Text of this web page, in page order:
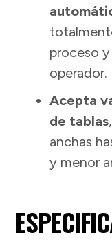
proceso
operador.
Acepta
de tablas
anchas
y menor